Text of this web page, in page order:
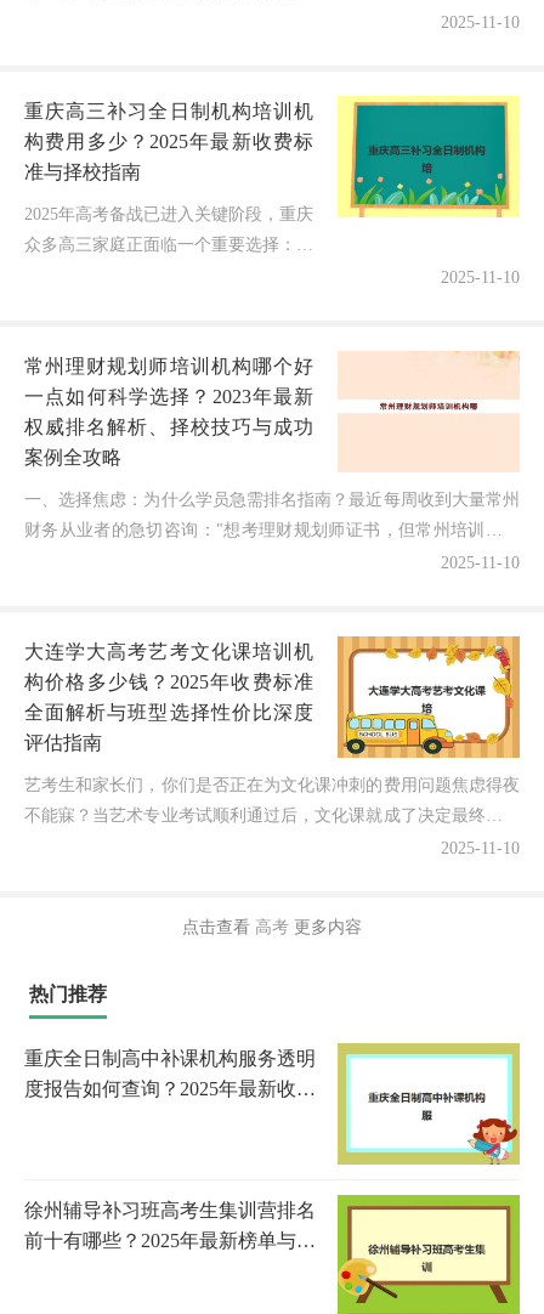
2025-11-10
重庆高三补习全日制机构培训机
构费用多少？2025年最新收费标
准与择校指南
2025年高考备战已进入关键阶段，重庆
众多高三家庭正面临一个重要选择：全
2025-11-10
常州理财规划师培训机构哪个好
一点如何科学选择？2023年最新
权威排名解析、择校技巧与成功
案例全攻略
一、选择焦虑：为什么学员急需排名指南？最近每周收到大量常州
财务从业者的急切咨询："想考理财规划师证书，但常州培训机构
这么多，到底哪家实力更强？如何避免选错浪费时间和金钱？...
2025-11-10
大连学大高考艺考文化课培训机
构价格多少钱？2025年收费标准
全面解析与班型选择性价比深度
评估指南
艺考生和家长们，你们是否正在为文化课冲刺的费用问题焦虑得夜
不能寐？当艺术专业考试顺利通过后，文化课就成了决定最终录取
的"临门一脚"！最近不少大连的家长都在询问："大连学大...2025-11-10
点击查看 高考 更多内容
热门推荐
重庆全日制高中补课机构服务透明
度报告如何查询？2025年最新收费
徐州辅导补习班高考生集训营排名
前十有哪些？2025年最新榜单与择